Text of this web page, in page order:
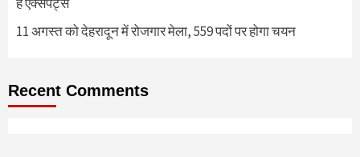
11 अगस्त को देहरादून में रोजगार मेला, 559 पदों पर होगा चयन
Recent Comments